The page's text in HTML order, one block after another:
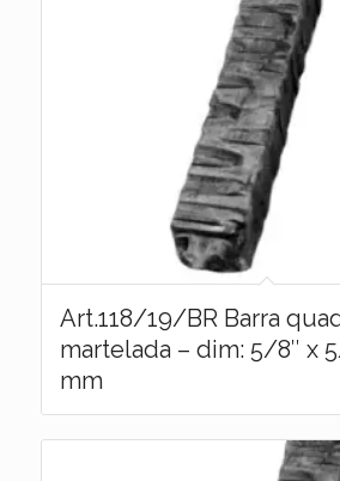
Art.118/19/BR Barra
martelada – dim: 5/8″ x
mm